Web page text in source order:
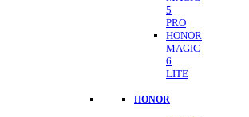
5
PRO
HONOR
MAGIC
6
LITE
HONOR